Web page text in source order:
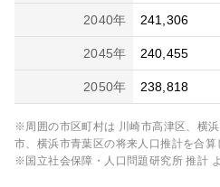
2040年 241,306
2045年 240,455
2050年 238,818
※周囲の市区町村は 川崎市高津区、横
市、横浜市青葉区の将来人口推計を合算
※国立社会保障・人口問題研究所 推計 よ